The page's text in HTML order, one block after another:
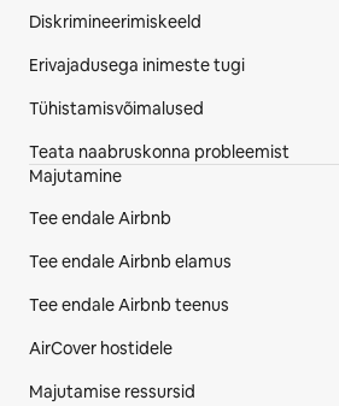
Diskrimineerimiskeeld
Erivajadusega inimeste tugi
Tühistamisvõimalused
Teata naabruskonna probleemist
Majutamine
Tee endale Airbnb
Tee endale Airbnb elamus
Tee endale Airbnb teenus
AirCover hostidele
Majutamise ressursid